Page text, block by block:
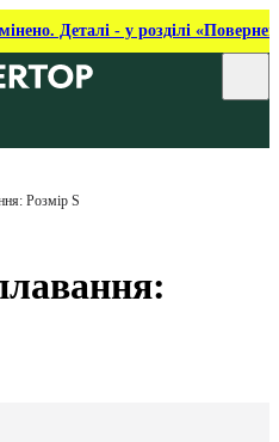
Деталі - у розділі
Розмір S